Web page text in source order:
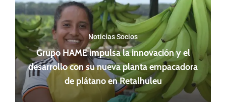
Noticias Socios
Grupo HAME impulsa la innovación y el
desarrollo con su nueva planta empacadora
de plátano en Retalhuleu